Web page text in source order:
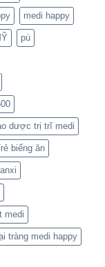
medi happy
pù
dược trị trĩ medi
biếng ăn
medi
tràng medi happy